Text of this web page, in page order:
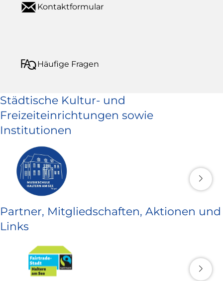
Kontaktformular
Häufige Fragen
Städtische Kultur- und
Freizeiteinrichtungen sowie
Institutionen
Partner, Mitgliedschaften, Aktionen und
Links